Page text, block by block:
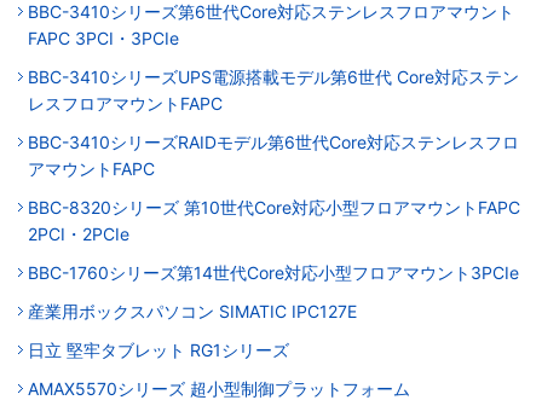
BBC-3410シリーズ第6世代Core対応ステンレスフロアマウント
FAPC 3PCI・3PCIe
BBC-3410シリーズUPS電源搭載モデル第6世代 Core対応ステン
レスフロアマウントFAPC
BBC-3410シリーズRAIDモデル第6世代Core対応ステンレスフロ
アマウントFAPC
BBC-8320シリーズ 第10世代Core対応小型フロアマウントFAPC
2PCI・2PCIe
BBC-1760シリーズ第14世代Core対応小型フロアマウント3PCIe
産業用ボックスパソコン SIMATIC IPC127E
日立 堅牢タブレット RG1シリーズ
AMAX5570シリーズ 超小型制御プラットフォーム